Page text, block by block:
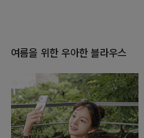
여름을 위한 우아한 블라우스